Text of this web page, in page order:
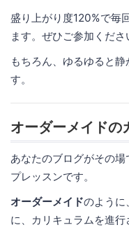
盛り上がり度120%で毎
ます。ぜひご参加くださ
もちろん、ゆるゆると
す。
オーダーメイドの
あなたのブログがその
プレッスンです。
オーダーメイドのように
に、カリキュラムを進行